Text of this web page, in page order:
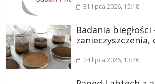
31 lipca 2026, 15:18
Badania biegłości
zanieczyszczenia,
24 lipca 2026, 13:46